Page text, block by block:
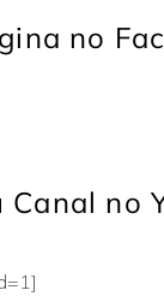
no
Canal no